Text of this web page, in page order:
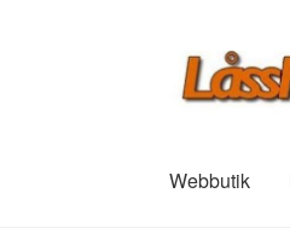
Hoppa
till
Hoppa
till
Webbutik